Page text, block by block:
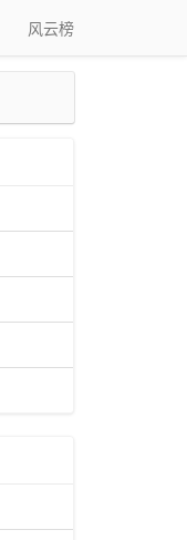
风云榜